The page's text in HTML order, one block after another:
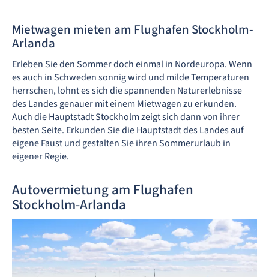
Mietwagen mieten am Flughafen Stockholm-
Arlanda
Erleben Sie den Sommer doch einmal in Nordeuropa. Wenn
es auch in Schweden sonnig wird und milde Temperaturen
herrschen, lohnt es sich die spannenden Naturerlebnisse
des Landes genauer mit einem Mietwagen zu erkunden.
Auch die Hauptstadt Stockholm zeigt sich dann von ihrer
besten Seite. Erkunden Sie die Hauptstadt des Landes auf
eigene Faust und gestalten Sie ihren Sommerurlaub in
eigener Regie.
Autovermietung am Flughafen
Stockholm-Arlanda